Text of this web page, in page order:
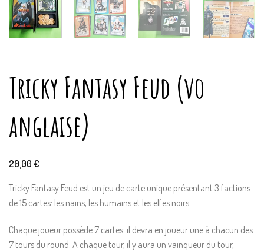
Tricky Fantasy Feud (vo
anglaise)
20,00 €
Tricky Fantasy Feud est un jeu de carte unique présentant 3 factions
de 15 cartes: les nains, les humains et les elfes noirs.
Chaque joueur possède 7 cartes: il devra en joueur une à chacun des
7 tours du round. A chaque tour, il y aura un vainqueur du tour,